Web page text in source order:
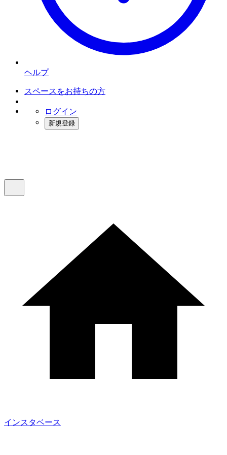
ヘルプ
スペースをお持ちの方
ログイン
新規登録
インスタベース